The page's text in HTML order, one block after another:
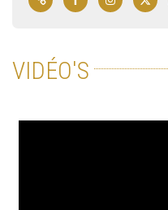
VIDÉO'S